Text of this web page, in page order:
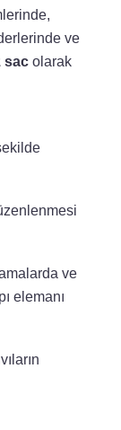
ve
sac olarak
ve
elemanı